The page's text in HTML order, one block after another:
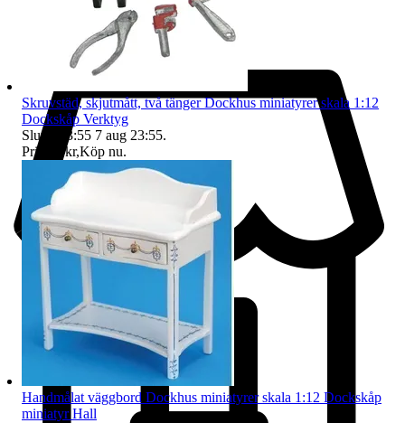
Skruvstäd, skjutmått, två tänger Dockhus miniatyrer skala 1:12
Dockskåp Verktyg
Sluttid
23:55 7 aug 23:55.
Pris:
64 kr,Köp nu.
Handmålat väggbord Dockhus miniatyrer skala 1:12 Dockskåp
miniatyr Hall